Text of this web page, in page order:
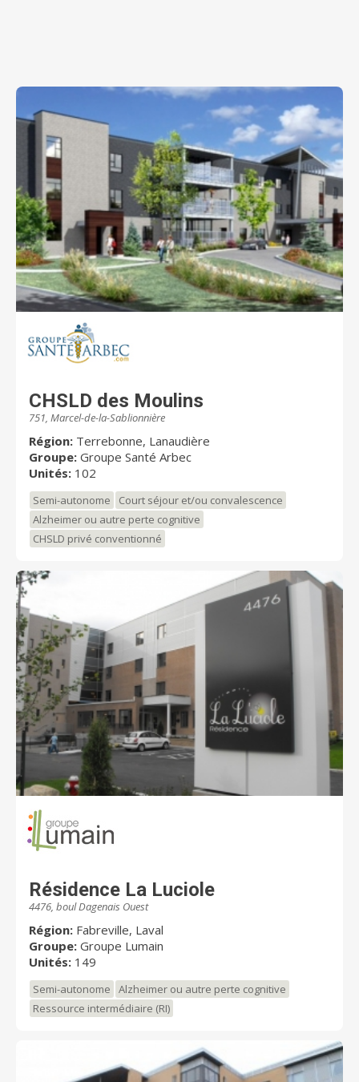
CHSLD des Moulins
751, Marcel-de-la-Sablionnière
Région: Terrebonne, Lanaudière
Groupe: Groupe Santé Arbec
Unités: 102
Semi-autonome
Court séjour et/ou convalescence
Alzheimer ou autre perte cognitive
CHSLD privé conventionné
Résidence La Luciole
4476, boul Dagenais Ouest
Région: Fabreville, Laval
Groupe: Groupe Lumain
Unités: 149
Semi-autonome
Alzheimer ou autre perte cognitive
Ressource intermédiaire (RI)